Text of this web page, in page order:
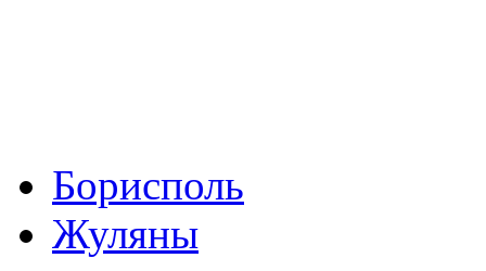
Борисполь
Жуляны